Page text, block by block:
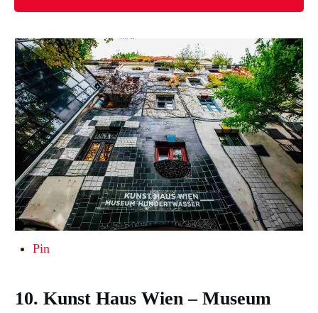
Pin
10. Kunst Haus Wien – Museum